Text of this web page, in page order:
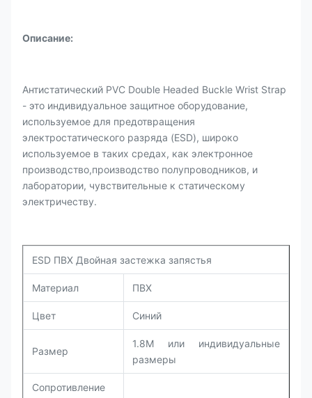
Описание:
Антистатический PVC Double Headed Buckle Wrist Strap
- это индивидуальное защитное оборудование,
используемое для предотвращения
электростатического разряда (ESD), широко
используемое в таких средах, как электронное
производство,производство полупроводников, и
лаборатории, чувствительные к статическому
электричеству.
ESD ПВХ Двойная застежка запястья
Материал ПВХ
Цвет Синий
Размер
1.8M или индивидуальные
размеры
Сопротивление